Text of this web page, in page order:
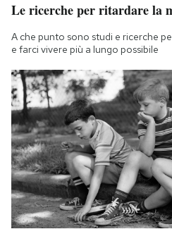
Le ricerche per ritardare la
A che punto sono studi e ricerche
e farci vivere più a lungo possibile